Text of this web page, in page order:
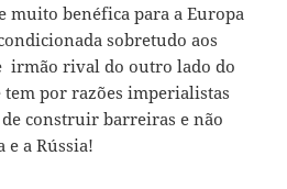
muito benéfica para a Europa
sobretudo aos
irmão rival do outro lado do
por razões imperialistas
construir barreiras e não
e a Rússia!